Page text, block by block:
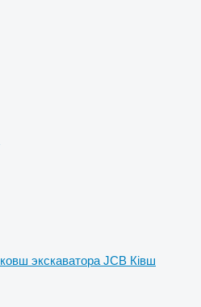
ковш экскаватора JCB Ківш